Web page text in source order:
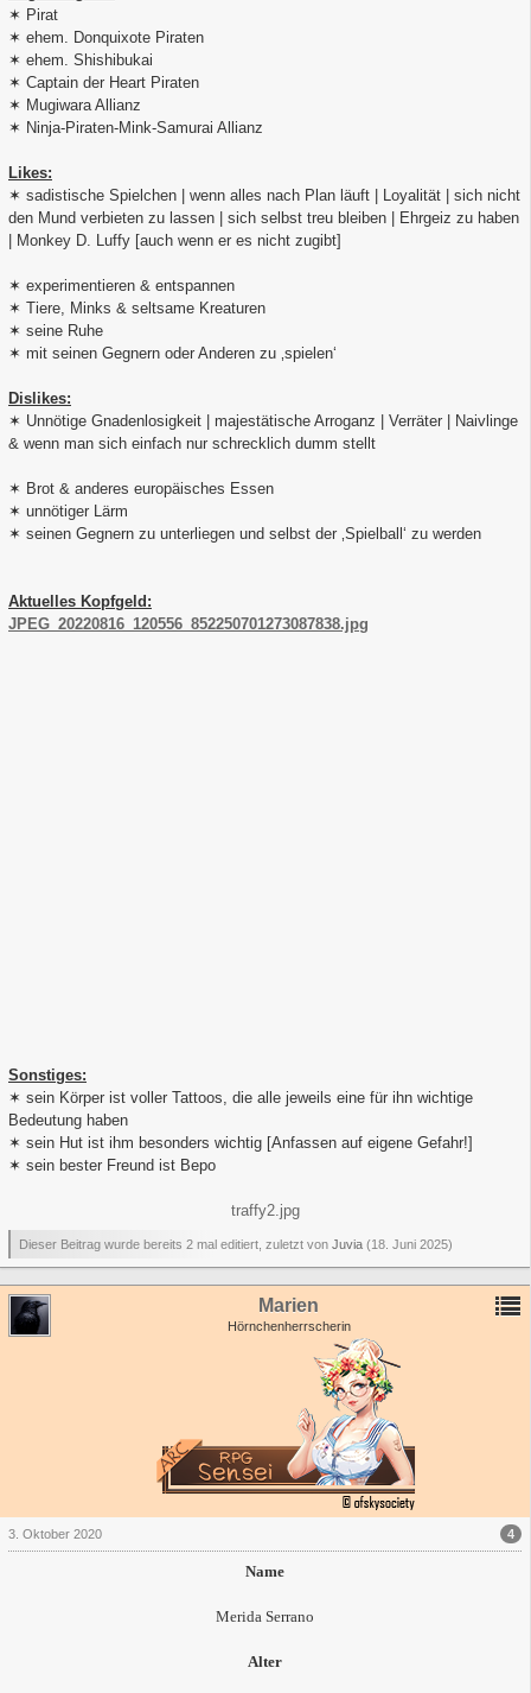
✶ Pirat
✶ ehem. Donquixote Piraten
✶ ehem. Shishibukai
✶ Captain der Heart Piraten
✶ Mugiwara Allianz
✶ Ninja-Piraten-Mink-Samurai Allianz
Likes:
✶ sadistische Spielchen | wenn alles nach Plan läuft | Loyalität | sich nicht
den Mund verbieten zu lassen | sich selbst treu bleiben | Ehrgeiz zu haben
| Monkey D. Luffy [auch wenn er es nicht zugibt]
✶ experimentieren & entspannen
✶ Tiere, Minks & seltsame Kreaturen
✶ seine Ruhe
✶ mit seinen Gegnern oder Anderen zu ‚spielen‘
Dislikes:
✶ Unnötige Gnadenlosigkeit | majestätische Arroganz | Verräter | Naivlinge
& wenn man sich einfach nur schrecklich dumm stellt
✶ Brot & anderes europäisches Essen
✶ unnötiger Lärm
✶ seinen Gegnern zu unterliegen und selbst der ‚Spielball‘ zu werden
Aktuelles Kopfgeld:
JPEG_20220816_120556_852250701273087838.jpg
Sonstiges:
✶ sein Körper ist voller Tattoos, die alle jeweils eine für ihn wichtige
Bedeutung haben
✶ sein Hut ist ihm besonders wichtig [Anfassen auf eigene Gefahr!]
✶ sein bester Freund ist Bepo
traffy2.jpg
Dieser Beitrag wurde bereits 2 mal editiert, zuletzt von Juvia (18. Juni 2025)
Marien
Hörnchenherrscherin
4
3. Oktober 2020
Name
Merida Serrano
Alter